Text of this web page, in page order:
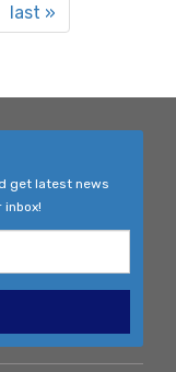
last »
get latest news